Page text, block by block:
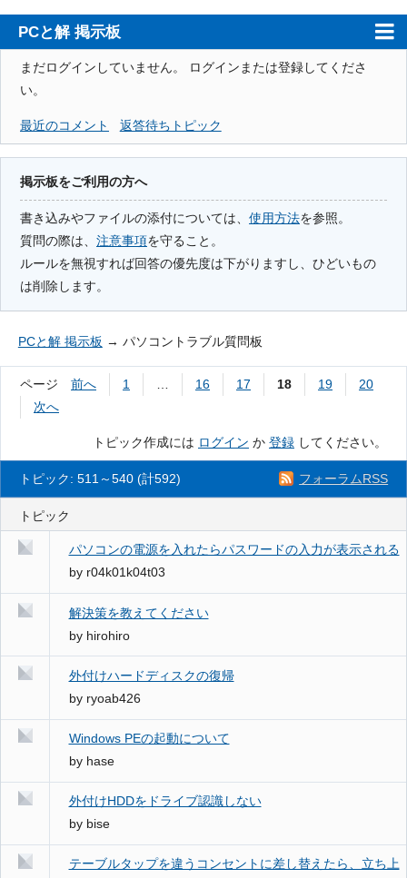
PCと解 掲示板
ホーム
注意事項
使用方法
検索
登録
ログイン
まだログインしていません。
ログインまたは登録してくださ
い。
最近のコメント 返答待ちトピック
掲示板をご利用の方へ
書き込みやファイルの添付については、 使用方法を参照。
質問の際は、 注意事項を守ること。
ルールを無視すれば回答の優先度は下がりますし、ひどいもの
は削除します。
PCと解 掲示板 → パソコントラブル質問板
ページ 前へ 1 16 17 18 19
20
次へ
トピック作成には ログイン か 登録 してください。
フォーラムRSS
トピック: 511～540 (計592)
トピック
パソコンの電源を入れたらパスワードの入力が表示される
by r04k01k04t03
解決策を教えてください
by hirohiro
外付けハードディスクの復帰
by ryoab426
Windows PEの起動について
by hase
外付けHDDをドライブ認識しない
by bise
テーブルタップを違うコンセントに差し替えたら、立ち上